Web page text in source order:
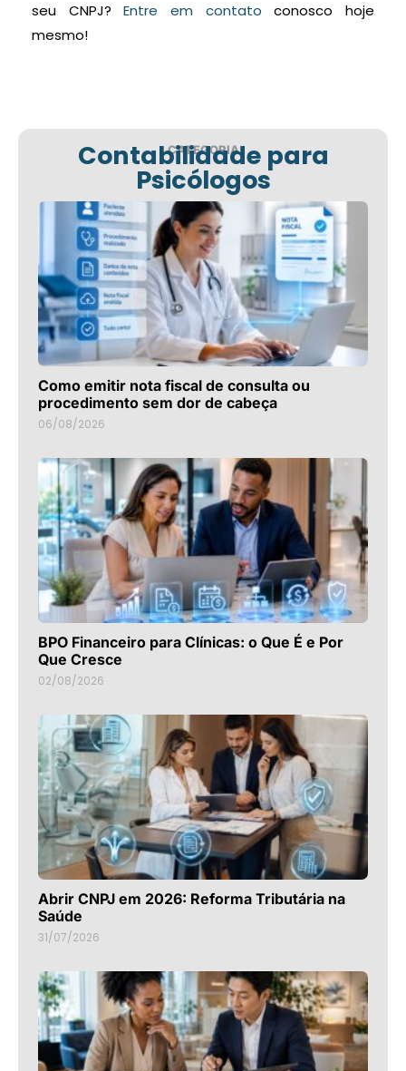
seu CNPJ?Entre em contato conosco hoje
mesmo!
CATEGORIA
Contabilidade para
Psicólogos
Como emitir nota fiscal de consulta ou
procedimento sem dor de cabeça
06/08/2026
BPO Financeiro para Clínicas: o Que É e Por
Que Cresce
02/08/2026
Abrir CNPJ em 2026: Reforma Tributária na
Saúde
31/07/2026